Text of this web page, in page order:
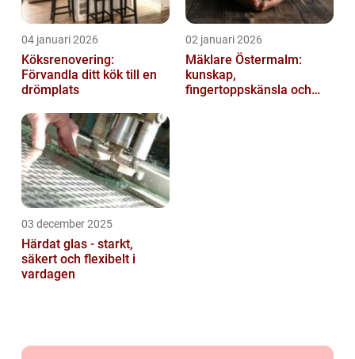
04 januari 2026
Köksrenovering:
Förvandla ditt kök till en
drömplats
02 januari 2026
Mäklare Östermalm:
kunskap,
fingertoppskänsla och
03 december 2025
Härdat glas - starkt,
säkert och flexibelt i
vardagen